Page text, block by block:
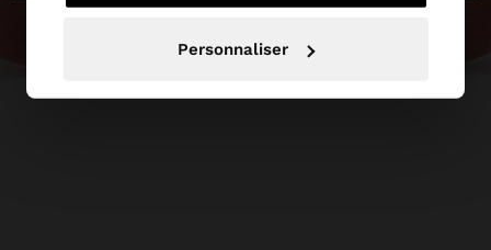
Personnaliser